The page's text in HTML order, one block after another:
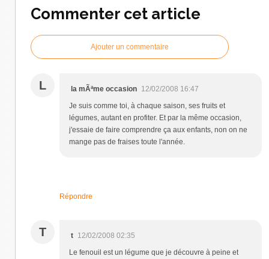
Commenter cet article
Ajouter un commentaire
L la mÃªme occasion 12/02/2008 16:47
Je suis comme toi, à chaque saison, ses fruits et
légumes, autant en profiter. Et par la même occasion,
j'essaie de faire comprendre ça aux enfants, non on ne
mange pas de fraises toute l'année.
Répondre
T t 12/02/2008 02:35
Le fenouil est un légume que je découvre à peine et